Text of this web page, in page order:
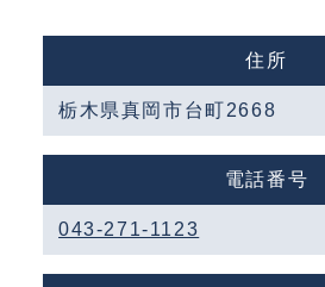
住所
栃木県真岡市台町2668
電話番号
043-271-1123